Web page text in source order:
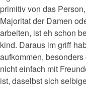
primitiv von das
Majoritat der Damen
arbeiten, ist eh schon
kind. Daraus im griff
aufkommen,
nicht einfach mit
ist, daselbst sich